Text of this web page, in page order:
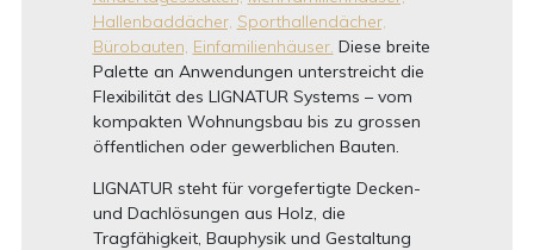
Hallenbaddächer, Sporthallendächer,
Bürobauten, Einfamilienhäuser. Diese breite
Palette an Anwendungen unterstreicht die
Flexibilität des LIGNATUR Systems – vom
kompakten Wohnungsbau bis zu grossen
öffentlichen oder gewerblichen Bauten.
LIGNATUR steht für vorgefertigte Decken-
und Dachlösungen aus Holz, die
Tragfähigkeit, Bauphysik und Gestaltung